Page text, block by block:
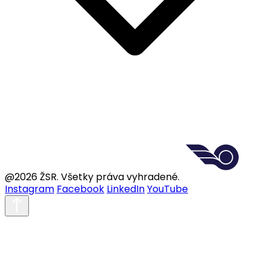
@2026 ŽSR. Všetky práva vyhradené.
Instagram Facebook LinkedInYouTube